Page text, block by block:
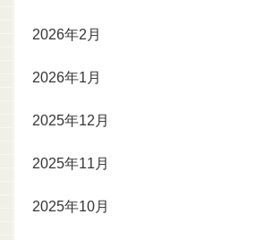
2026年2月
2026年1月
2025年12月
2025年11月
2025年10月